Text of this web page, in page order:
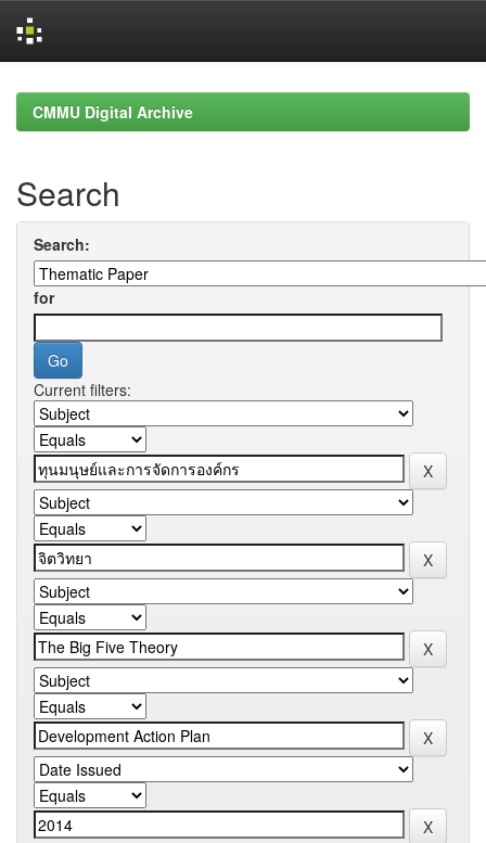
navigationCMMU Digital Archive
Search
Search:
for
Current filters: